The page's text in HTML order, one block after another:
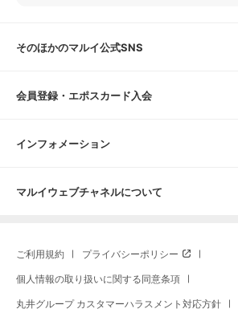
そのほかのマルイ公式SNS
会員登録・エポスカード入会
インフォメーション
マルイウェブチャネルについて
ご利用規約 プライバシーポリシー
個人情報の取り扱いに関する同意条項
丸井グループ カスタマーハラスメント対応方針